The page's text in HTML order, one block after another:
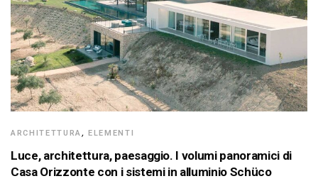
ARCHITETTURA,ELEMENTI
Luce, architettura, paesaggio. I volumi panoramici di
Casa Orizzonte con i sistemi in alluminio Schüco